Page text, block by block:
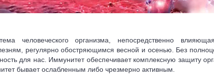
человеческого организма, непосредственно
регулярно обостряющимся весной и осенью. Без
для нас. Иммунитет обеспечивает комплексную защиту
бывает ослабленным либо чрезмерно активным.